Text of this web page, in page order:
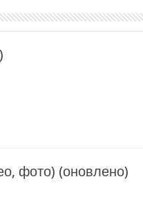
фото) (оновлено)